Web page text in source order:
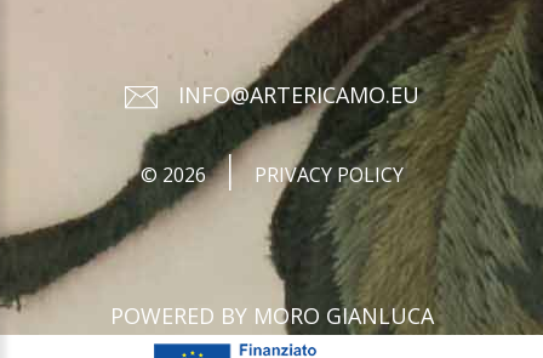
INFO@ARTERICAMO.EU
© 2026 PRIVACY POLICY
POWERED BY MORO GIANLUCA